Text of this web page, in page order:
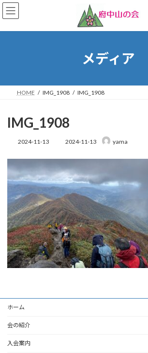
コ
ン
ン
ナ
ビ
ー
メディア
HOME IMG_1908 IMG_1908
IMG_1908
2024-11-13
最
更
日
時
2024-11-13 yama
ホーム
会の紹介
入会案内